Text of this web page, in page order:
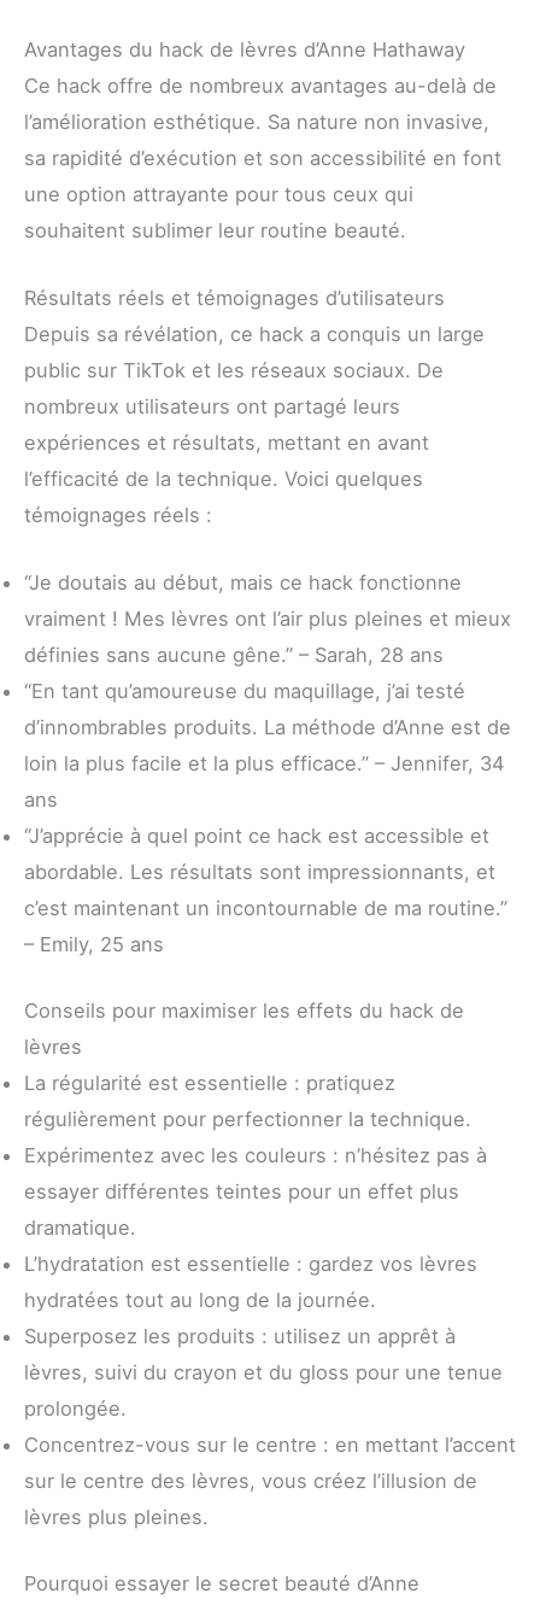
Avantages du hack de lèvres d’Anne Hathaway
Ce hack offre de nombreux avantages au-delà de
l’amélioration esthétique. Sa nature non invasive,
sa rapidité d’exécution et son accessibilité en font
une option attrayante pour tous ceux qui
souhaitent sublimer leur routine beauté.
Résultats réels et témoignages d’utilisateurs
Depuis sa révélation, ce hack a conquis un large
public sur TikTok et les réseaux sociaux. De
nombreux utilisateurs ont partagé leurs
expériences et résultats, mettant en avant
l’efficacité de la technique. Voici quelques
témoignages réels :
“Je doutais au début, mais ce hack fonctionne
vraiment ! Mes lèvres ont l’air plus pleines et mieux
définies sans aucune gêne.” – Sarah, 28 ans
“En tant qu’amoureuse du maquillage, j’ai testé
d’innombrables produits. La méthode d’Anne est de
loin la plus facile et la plus efficace.” – Jennifer, 34
ans
“J’apprécie à quel point ce hack est accessible et
abordable. Les résultats sont impressionnants, et
c’est maintenant un incontournable de ma routine.”
– Emily, 25 ans
Conseils pour maximiser les effets du hack de
lèvres
La régularité est essentielle : pratiquez
régulièrement pour perfectionner la technique.
Expérimentez avec les couleurs : n’hésitez pas à
essayer différentes teintes pour un effet plus
dramatique.
L’hydratation est essentielle : gardez vos lèvres
hydratées tout au long de la journée.
Superposez les produits : utilisez un apprêt à
lèvres, suivi du crayon et du gloss pour une tenue
prolongée.
Concentrez-vous sur le centre : en mettant l’accent
sur le centre des lèvres, vous créez l’illusion de
lèvres plus pleines.
Pourquoi essayer le secret beauté d’Anne